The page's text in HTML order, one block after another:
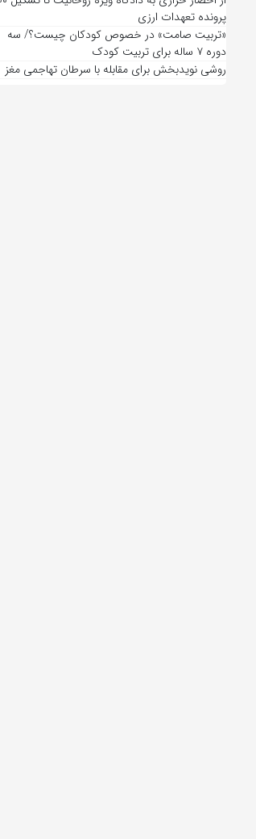
پرونده تعهدات ارزی
«تربیت صامت» در خصوص کودکان چیست؟/ سه
دوره ۷ ساله برای تربیت کودک
روشی نویدبخش برای مقابله با سرطان تهاجمی مغز